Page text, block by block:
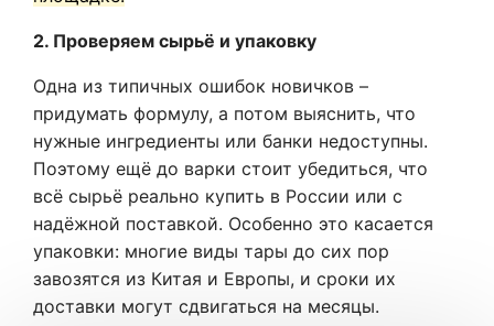
2. Проверяем сырьё и упаковку
Одна из типичных ошибок новичков –
придумать формулу, а потом выяснить, что
нужные ингредиенты или банки недоступны.
Поэтому ещё до варки стоит убедиться, что
всё сырьё реально купить в России или с
надёжной поставкой. Особенно это касается
упаковки: многие виды тары до сих пор
завозятся из Китая и Европы, и сроки их
доставки могут сдвигаться на месяцы.